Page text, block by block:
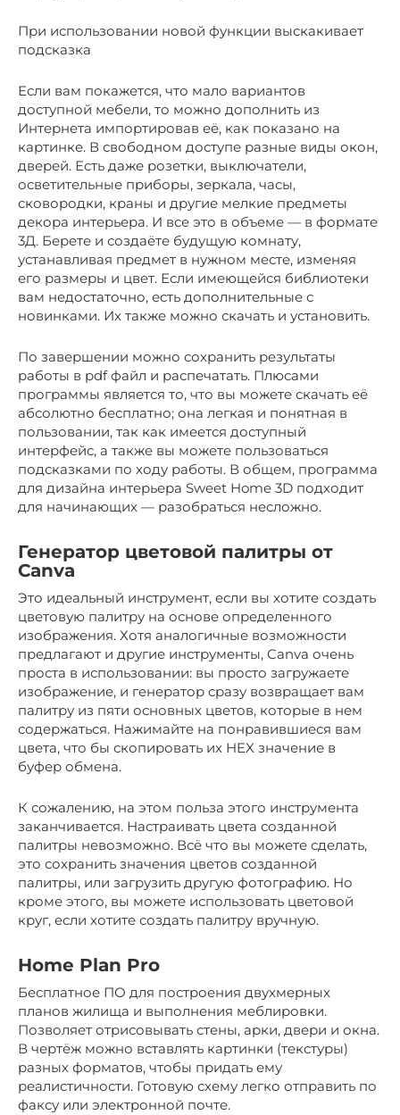
При использовании новой функции выскакивает
подсказка
Если вам покажется, что мало вариантов
доступной мебели, то можно дополнить из
Интернета импортировав её, как показано на
картинке. В свободном доступе разные виды окон,
дверей. Есть даже розетки, выключатели,
осветительные приборы, зеркала, часы,
сковородки, краны и другие мелкие предметы
декора интерьера. И все это в объеме — в формате
3Д. Берете и создаёте будущую комнату,
устанавливая предмет в нужном месте, изменяя
его размеры и цвет. Если имеющейся библиотеки
вам недостаточно, есть дополнительные с
новинками. Их также можно скачать и установить.
По завершении можно сохранить результаты
работы в pdf файл и распечатать. Плюсами
программы является то, что вы можете скачать её
абсолютно бесплатно; она легкая и понятная в
пользовании, так как имеется доступный
интерфейс, а также вы можете пользоваться
подсказками по ходу работы. В общем, программа
для дизайна интерьера Sweet Home 3D подходит
для начинающих — разобраться несложно.
Генератор цветовой палитры от
Canva
Это идеальный инструмент, если вы хотите создать
цветовую палитру на основе определенного
изображения. Хотя аналогичные возможности
предлагают и другие инструменты, Canva очень
проста в использовании: вы просто загружаете
изображение, и генератор сразу возвращает вам
палитру из пяти основных цветов, которые в нем
содержаться. Нажимайте на понравившиеся вам
цвета, что бы скопировать их HEX значение в
буфер обмена.
К сожалению, на этом польза этого инструмента
заканчивается. Настраивать цвета созданной
палитры невозможно. Всё что вы можете сделать,
это сохранить значения цветов созданной
палитры, или загрузить другую фотографию. Но
кроме этого, вы можете использовать цветовой
круг, если хотите создать палитру вручную.
Home Plan Pro
Бесплатное ПО для построения двухмерных
планов жилища и выполнения меблировки.
Позволяет отрисовывать стены, арки, двери и окна.
В чертёж можно вставлять картинки (текстуры)
разных форматов, чтобы придать ему
реалистичности. Готовую схему легко отправить по
факсу или электронной почте.